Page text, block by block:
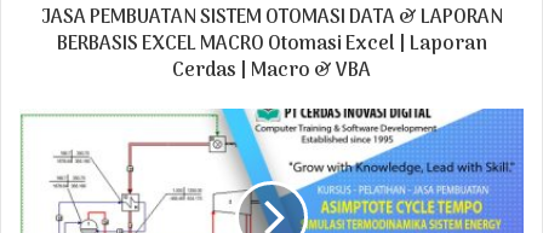
s
JASA PEMBUATAN SISTEM OTOMASI DATA & LAPORAN
BERBASIS EXCEL MACRO Otomasi Excel | Laporan
Cerdas | Macro & VBA